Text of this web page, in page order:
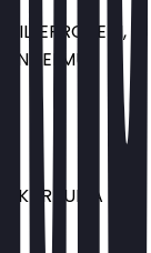
KURKUMA